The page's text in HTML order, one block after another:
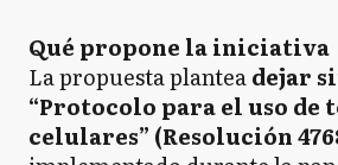
Qué propone la iniciativa
La propuesta planteadejar
“Protocolo para el uso de
celulares” (Resolución